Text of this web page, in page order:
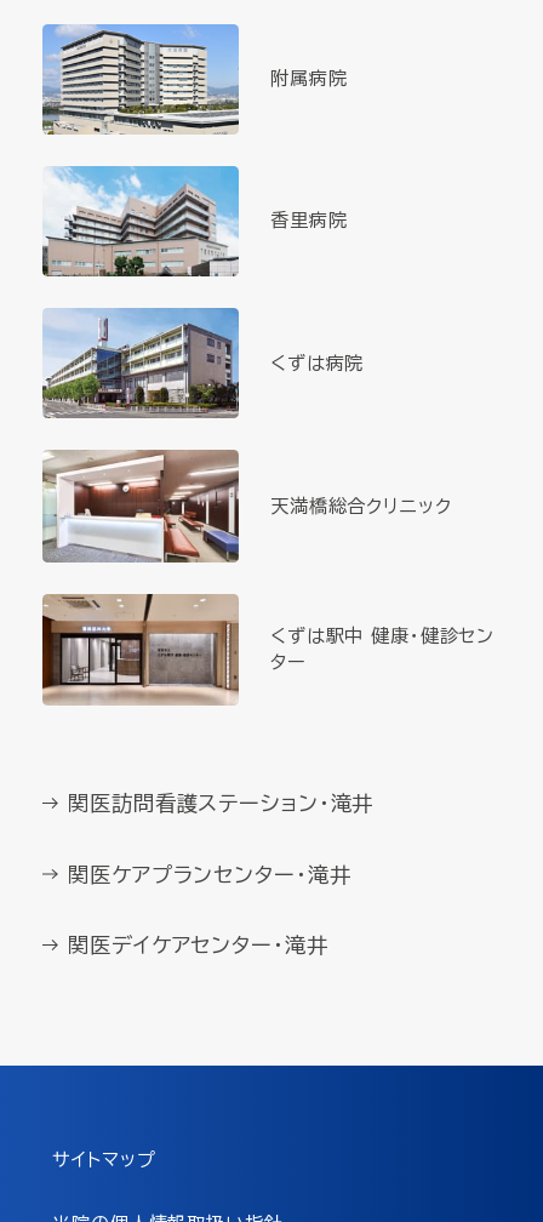
附属病院
香里病院
くずは病院
天満橋総合クリニック
くずは駅中 健康・健診セン
ター
関医訪問看護ステーション・滝井
関医ケアプランセンター・滝井
関医デイケアセンター・滝井
サイトマップ